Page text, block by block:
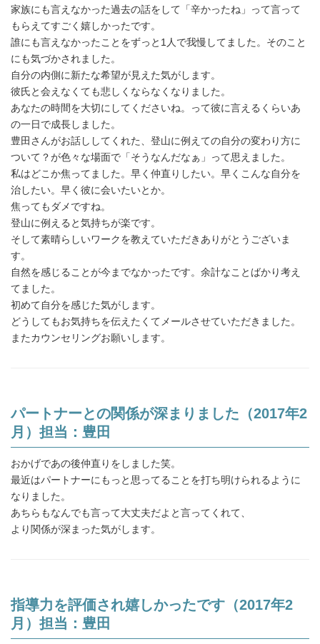
家族にも言えなかった過去の話をして「辛かったね」って言って
もらえてすごく嬉しかったです。
誰にも言えなかったことをずっと1人で我慢してました。そのこと
にも気づかされました。
自分の内側に新たな希望が見えた気がします。
彼氏と会えなくても悲しくならなくなりました。
あなたの時間を大切にしてくださいね。って彼に言えるくらいあ
の一日で成長しました。
豊田さんがお話ししてくれた、登山に例えての自分の変わり方に
ついて？が色々な場面で「そうなんだなぁ」って思えました。
私はどこか焦ってました。早く仲直りしたい。早くこんな自分を
治したい。早く彼に会いたいとか。
焦ってもダメですね。
登山に例えると気持ちが楽です。
そして素晴らしいワークを教えていただきありがとうございま
す。
自然を感じることが今までなかったです。余計なことばかり考え
てました。
初めて自分を感じた気がします。
どうしてもお気持ちを伝えたくてメールさせていただきました。
またカウンセリングお願いします。
パートナーとの関係が深まりました（2017年2
月）担当：豊田
おかげであの後仲直りをしました笑。
最近はパートナーにもっと思ってることを打ち明けられるように
なりました。
あちらもなんでも言って大丈夫だよと言ってくれて、
より関係が深まった気がします。
指導力を評価され嬉しかったです（2017年2
月）担当：豊田